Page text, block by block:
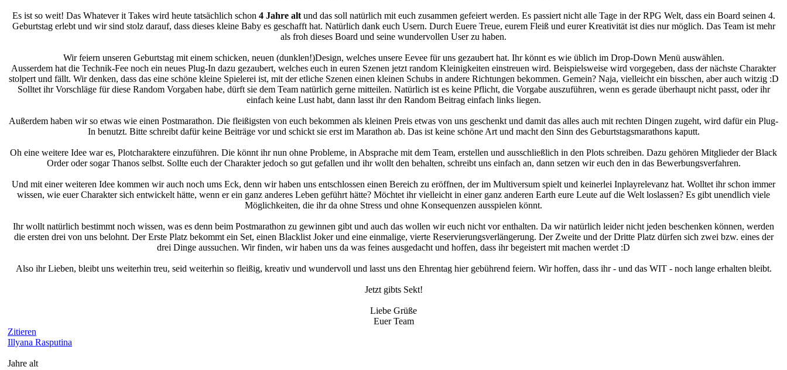
Es ist so weit! Das Whatever it Takes wird heute tatsächlich schon 4 Jahre altund das soll natürlich mit euch zusammen gefeiert werden. Es passiert nicht alle Tage in der RPG Welt, dass ein Board seinen 4.
Geburtstag erlebt und wir sind stolz darauf, dass dieses kleine Baby es geschafft hat. Natürlich dank euch Usern. Durch Euere Treue, eurem Fleiß und eurer Kreativität ist dies nur möglich. Das Team ist mehr
als froh dieses Board und seine wundervollen User zu haben.
Wir feiern unseren Geburtstag mit einem schicken, neuen (dunklen!)Design, welches unsere Eevee für uns gezaubert hat. Ihr könnt es wie üblich im Drop-Down Menü auswählen.
Ausserdem hat die Technik-Fee noch ein neues Plug-In dazu gezaubert, welches euch in euren Szenen jetzt random Kleinigkeiten einstreuen wird. Beispielsweise wird vorgegeben, dass der nächste Charakter
stolpert und fällt. Wir denken, dass das eine schöne kleine Spielerei ist, mit der etliche Szenen einen kleinen Schubs in andere Richtungen bekommen. Gemein? Naja, vielleicht ein bisschen, aber auch witzig :D
Solltet ihr Vorschläge für diese Random Vorgaben habe, dürft sie dem Team natürlich gerne mitteilen. Natürlich ist es keine Pflicht, die Vorgabe auszuführen, wenn es gerade überhaupt nicht passt, oder ihr
einfach keine Lust habt, dann lasst ihr den Random Beitrag einfach links liegen.
Außerdem haben wir so etwas wie einen Postmarathon. Die fleißigsten von euch bekommen als kleinen Preis etwas von uns geschenkt und damit das alles auch mit rechten Dingen zugeht, wird dafür ein Plug-
In benutzt. Bitte schreibt dafür keine Beiträge vor und schickt sie erst im Marathon ab. Das ist keine schöne Art und macht den Sinn des Geburtstagsmarathons kaputt.
Oh eine weitere Idee war es, Plotcharaktere einzuführen. Die könnt ihr nun ohne Probleme, in Absprache mit dem Team, erstellen und ausschließlich in den Plots schreiben. Dazu gehören Mitglieder der Black
Order oder sogar Thanos selbst. Sollte euch der Charakter jedoch so gut gefallen und ihr wollt den behalten, schreibt uns einfach an, dann setzen wir euch den in das Bewerbungsverfahren.
Und mit einer weiteren Idee kommen wir auch noch ums Eck, denn wir haben uns entschlossen einen Bereich zu eröffnen, der im Multiversum spielt und keinerlei Inplayrelevanz hat. Wolltet ihr schon immer
wissen, wie euer Charakter sich entwickelt hätte, wenn er ein ganz anderes Leben geführt hätte? Möchtet ihr vielleicht in einer ganz anderen Earth eure Leute auf die Welt loslassen? Es gibt unendlich viele
Möglichkeiten, die ihr da ohne Stress und ohne Konsequenzen ausspielen könnt.
Ihr wollt natürlich bestimmt noch wissen, was es denn beim Postmarathon zu gewinnen gibt und auch das wollen wir euch nicht vor enthalten. Da wir natürlich leider nicht jeden beschenken können, werden
die ersten drei von uns belohnt. Der Erste Platz bekommt ein Set, einen Blacklist Joker und eine einmalige, vierte Reservierungsverlängerung. Der Zweite und der Dritte Platz dürfen sich zwei bzw. eines der
drei Dinge aussuchen. Wir finden, wir haben uns da was feines ausgedacht und hoffen, dass ihr begeistert mit machen werdet :D
Also ihr Lieben, bleibt uns weiterhin treu, seid weiterhin so fleißig, kreativ und wundervoll und lasst uns den Ehrentag hier gebührend feiern. Wir hoffen, dass ihr - und das WIT - noch lange erhalten bleibt.
Jetzt gibts Sekt!
Liebe Grüße
Euer Team
Zitieren
Illyana Rasputina
Jahre alt